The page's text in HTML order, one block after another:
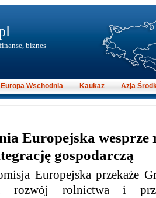
Europejska
gospodarczą
Europejska przekaże
rozwój rolnictwa i
biznes
Europa Wschodnia Kaukaz Azja